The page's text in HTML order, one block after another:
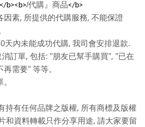
</b><b>/代購』商品</b>
因素, 所提供的代購服務, 不能保證
天內未能成功代購, 我司會安排退款.
消訂單, 包括: "朋友已幫手購買", "已在
再需要" 等等。
持有任何品牌之版權, 所有商標及版權
和資料轉載只作分享用途, 請大家要留